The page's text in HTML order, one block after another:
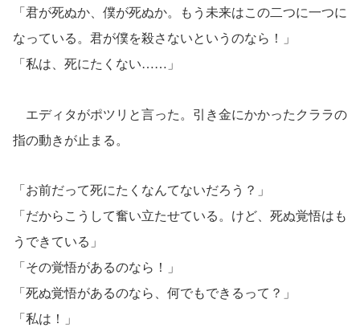
「君が死ぬか、僕が死ぬか。もう未来はこの二つに一つに
なっている。君が僕を殺さないというのなら！」
「私は、死にたくない……」
エディタがポツリと言った。引き金にかかったクララの
指の動きが止まる。
「お前だって死にたくなんてないだろう？」
「だからこうして奮い立たせている。けど、死ぬ覚悟はも
うできている」
「その覚悟があるのなら！」
「死ぬ覚悟があるのなら、何でもできるって？」
「私は！」